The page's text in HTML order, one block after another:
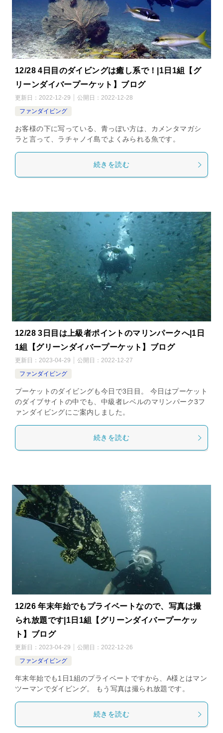
12/28 4日目のダイビングは癒し系で！|1日1組【グ
リーンダイバープーケット】ブログ
更新日： 2022-12-29 公開日： 2022-12-28
ファンダイビング
お客様の下に写っている、青っぽい方は、カメンタマガシ
ラと言って、ラチャノイ島でよくみられる魚です。
続きを読む
12/28 3日目は上級者ポイントのマリンパークへ|1日
1組【グリーンダイバープーケット】ブログ
更新日： 2023-04-29 公開日： 2022-12-27
ファンダイビング
プーケットのダイビングも今日で3日目。 今日はプーケット
のダイブサイトの中でも、中級者レベルのマリンパーク3フ
ァンダイビングにご案内しました。
続きを読む
12/26 年末年始でもプライベートなので、写真は撮
られ放題です|1日1組【グリーンダイバープーケッ
ト】ブログ
更新日： 2023-04-29 公開日： 2022-12-26
ファンダイビング
年末年始でも1日1組のプライベートですから、A様とはマン
ツーマンでダイビング。 もう写真は撮られ放題です。
続きを読む